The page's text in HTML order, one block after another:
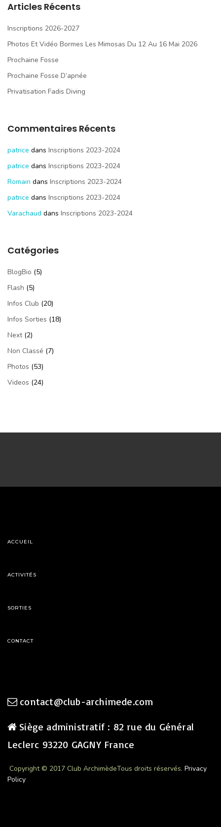
Articles Récents
Inscriptions 2026-2027
Photos Et Vidéo Bormes Les Mimosas Du 12 Au 16 Mai 2026
Prochaine Fosse
Prochaine Fosse D’apnée
Privatisation Fadis Diving
Commentaires Récents
patrice dans Inscriptions 2023-2024
patrice dans Inscriptions 2023-2024
Romain dans Inscriptions 2023-2024
patrice dans Inscriptions 2023-2024
Varachaud dans Inscriptions 2023-2024
Catégories
BlogBio (5)
Flash (5)
Infos Club (20)
Infos Sorties (18)
Next(2)
Non Classé (7)
Photos (53)
Videos (24)
ACCUEIL
ACTIVITÉS
SORTIES
CONTACT
contact@club-archimede.com
Siège administratif : 82 rue du Général
Leclerc 93220 GAGNY France
Copyright © 2017 Club ArchimèdeTous droits réservés. Privacy
Policy